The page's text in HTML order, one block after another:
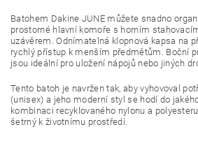
Batohem Dakine JUNE můžete snadno
prostorné hlavní komoře s horním
uzávěrem. Odnímatelná klopnová kapsa na
rychlý přístup k menším předmětům. Boční
jsou ideální pro uložení nápojů nebo jiných
Tento batoh je navržen tak, aby vyhovoval
(unisex) a jeho moderní styl se hodí do
kombinaci recyklovaného nylonu a
šetrný k životnímu prostředí.